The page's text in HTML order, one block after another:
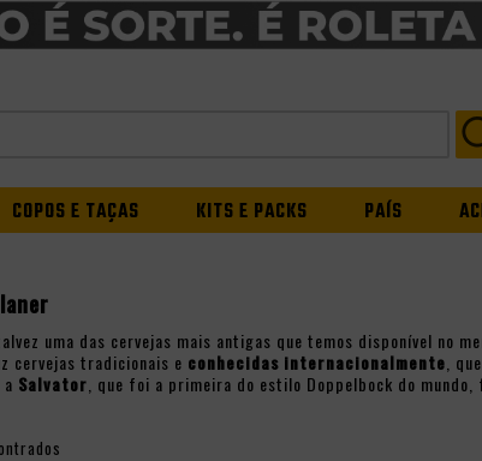
COPOS E TAÇAS KITS E PACKS PAÍS
uma das cervejas mais antigas que temos disponível no
cervejas tradicionais e conhecidas internacionalmente ,
Salvator , que foi a primeira do estilo Doppelbock do